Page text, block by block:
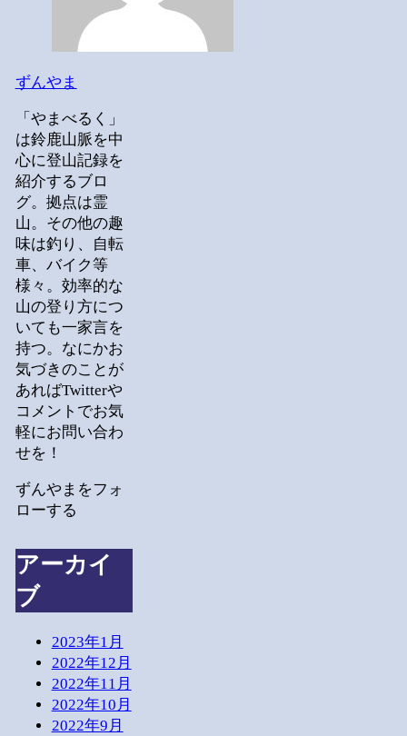
ずんやま
「やまべるく」
は鈴鹿山脈を中
心に登山記録を
紹介するブロ
グ。拠点は霊
山。その他の趣
味は釣り、自転
車、バイク等
様々。効率的な
山の登り方につ
いても一家言を
持つ。なにかお
気づきのことが
あればTwitterや
コメントでお気
軽にお問い合わ
せを！
ずんやまをフォ
ローする
アーカイ
ブ
2023年1月
2022年12月
2022年11月
2022年10月
2022年9月